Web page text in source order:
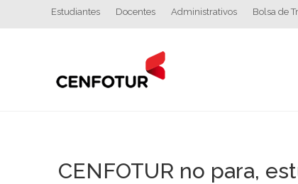
Estudiantes Docentes Administrativos Bolsa de
CENFOTUR no para,